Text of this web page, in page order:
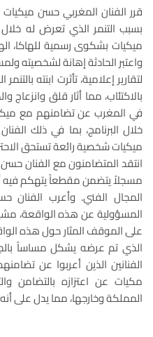
قرر الفنان المغربي حسن
بسبب التنمر الذي تعرض له
ميكيات بشكوى رسمية للهاكا،
واعتبر الحادثة إهانة لشخصيته
لتقارير إعلامية، تأثرت ابنته
بالاكتئاب، مما أثار قلق
في المغرب عن تضامنهم مع
خلال البرنامج، بما في ذلك
ميكيات شخصية رائعة تستحق
انتقد المتضامنون مع الفنان
مسجلاً يتضمن مقطعاً يتهكم فيه
المجال الفني. وأعرب
المسؤولية عن هذه الواقعة،
على الموقف المثار حول هذه
الذي تم عرضه يشكل مساساً
الفنانين الذين أعربوا عن
مكيات عن اعتزازه بالتضامن
المملكة وخارجها، مما يدل على